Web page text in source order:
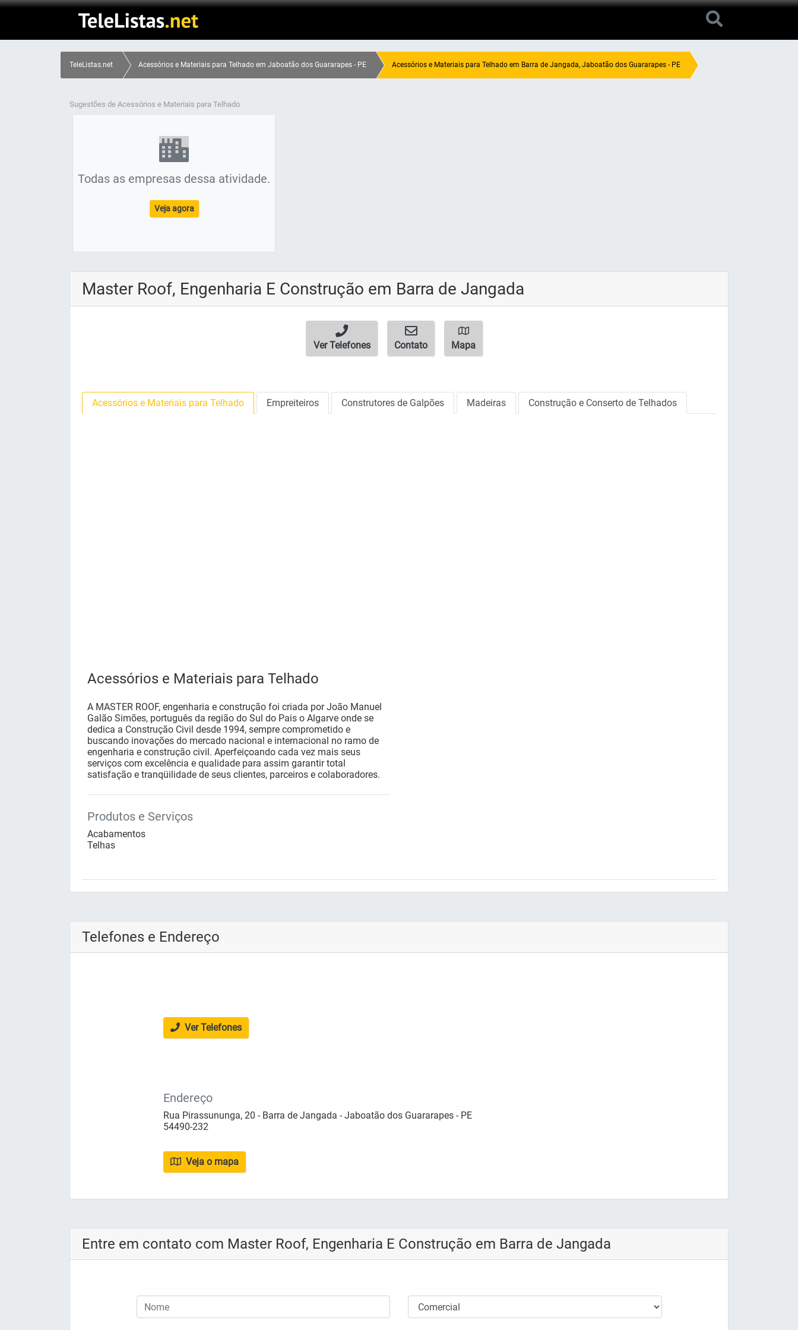
TeleListas.net Acessórios e Materiais para Telhado em Jaboatão dos Guararapes - PE Acessórios e Materiais para Telhado em Barra de Jangada, Jaboatão dos Guararapes - PE
Sugestões de Acessórios e Materiais para Telhado
Todas as empresas dessa atividade.
Veja agora
Master Roof, Engenharia E Construção em Barra de Jangada
Ver Telefones Contato Mapa
Acessórios e Materiais para Telhado Empreiteiros Construtores de Galpões Madeiras Construção e Conserto de Telhados
Acessórios e Materiais para Telhado
A MASTER ROOF, engenharia e construção foi criada por João Manuel
Galão Simões, português da região do Sul do Pais o Algarve onde se
dedica a Construção Civil desde 1994, sempre comprometido e
buscando inovações do mercado nacional e internacional no ramo de
engenharia e construção civil. Aperfeiçoando cada vez mais seus
serviços com excelência e qualidade para assim garantir total
satisfação e tranqüilidade de seus clientes, parceiros e colaboradores.
Produtos e Serviços
Acabamentos
Telhas
Telefones e Endereço
Ver Telefones
Endereço
Rua Pirassununga, 20 - Barra de Jangada - Jaboatão dos Guararapes - PE
54490-232
Veja o mapa
Entre em contato com Master Roof, Engenharia E Construção em Barra de Jangada